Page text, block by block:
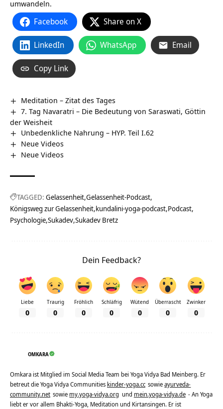
umwandeln.
Facebook Share on X
LinkedIn WhatsApp Email
Copy Link
Meditation – Zitat des Tages
7. Tag Navaratri – Die Bedeutung von Saraswati, Göttin
der Weisheit
Unbedenkliche Nahrung – HYP. Teil I.62
Neue Videos
Neue Videos
TAGGED: Gelassenheit Gelassenheit-Podcast
Königsweg zur Gelassenheit kundalini-yoga-podcast Podcast
Psychologie Sukadev Sukadev Bretz
Dein Feedback?
Liebe
0
Traurig
0
Fröhlich
0
Schläfrig
0
Wütend
0
Überrascht
0
Zwinker
0
OMKARA
Omkara ist Mitglied im Social Media Team bei Yoga Vidya Bad Meinberg. Er
betreut die Yoga Vidya Communities kinder-yoga.cc sowieayurveda-
community.net sowie my.yoga-vidya.org und mein.yoga-vidya.de - An Yoga
liebt er vor allem Bhakti-Yoga, Meditation und Kirtansingen. Er ist